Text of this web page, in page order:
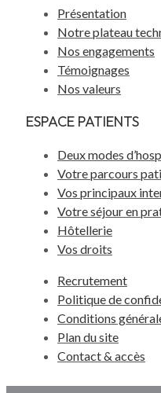
Présentation
Notre plateau
Nos engagements
Témoignages
Nos valeurs
ESPACE PATIENTS
Deux modes
Votre parcours
Vos principaux
Votre séjour en
Hôtellerie
Vos droits
Recrutement
Politique de
Conditions
Plan du site
Contact & accès